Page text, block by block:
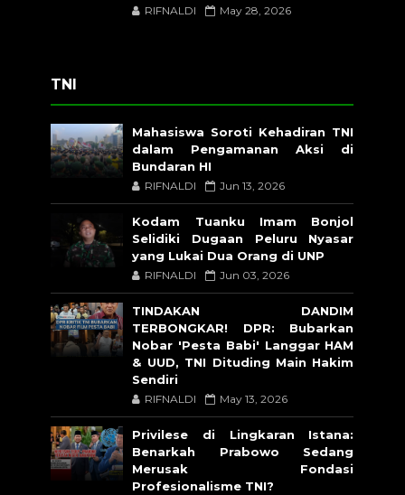
RIFNALDI May 28, 2026
TNI
Mahasiswa Soroti Kehadiran TNI
dalam Pengamanan Aksi di
Bundaran HI
RIFNALDI Jun 13, 2026
Kodam Tuanku Imam Bonjol
Selidiki Dugaan Peluru Nyasar
yang Lukai Dua Orang di UNP
RIFNALDI Jun 03, 2026
TINDAKAN DANDIM
TERBONGKAR! DPR: Bubarkan
Nobar 'Pesta Babi' Langgar HAM
& UUD, TNI Dituding Main Hakim
Sendiri
RIFNALDI May 13, 2026
Privilese di Lingkaran Istana:
Benarkah Prabowo Sedang
Merusak Fondasi
Profesionalisme TNI?